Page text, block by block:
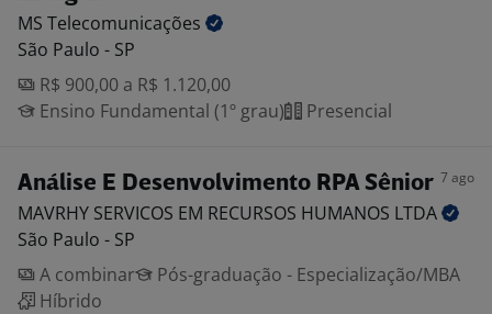
MS Telecomunicações
São Paulo - SP
R$ 900,00 a R$ 1.120,00
Ensino Fundamental (1º grau)
Presencial
Análise E Desenvolvimento RPA Sênior 7 ago
MAVRHY SERVICOS EM RECURSOS HUMANOS LTDA
São Paulo - SP
A combinar
Pós-graduação - Especialização/MBA
Híbrido